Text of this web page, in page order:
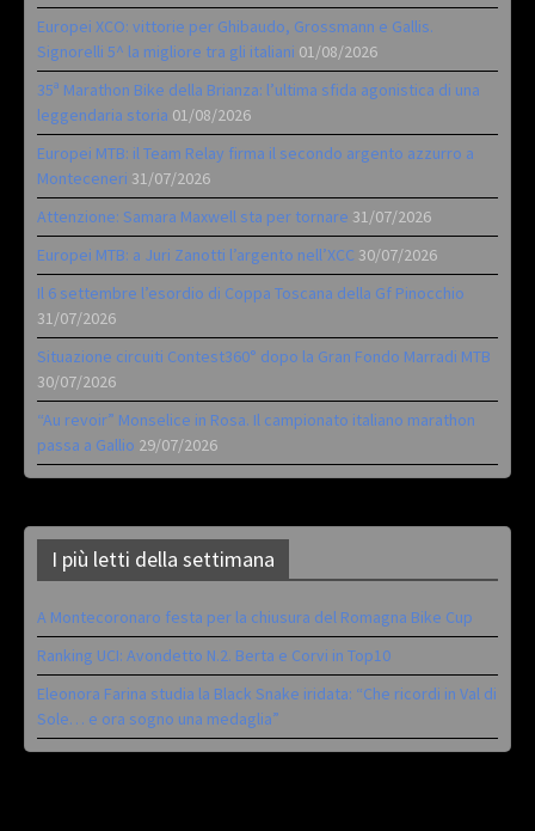
Europei XCO: vittorie per Ghibaudo, Grossmann e Gallis.
Signorelli 5^ la migliore tra gli italiani 01/08/2026
35ª Marathon Bike della Brianza: l’ultima sfida agonistica di una
leggendaria storia 01/08/2026
Europei MTB: il Team Relay firma il secondo argento azzurro a
Monteceneri 31/07/2026
Attenzione: Samara Maxwell sta per tornare 31/07/2026
Europei MTB: a Juri Zanotti l’argento nell’XCC 30/07/2026
Il 6 settembre l’esordio di Coppa Toscana della Gf Pinocchio
31/07/2026
Situazione circuiti Contest360° dopo la Gran Fondo Marradi MTB
30/07/2026
“Au revoir” Monselice in Rosa. Il campionato italiano marathon
passa a Gallio 29/07/2026
I più letti della settimana
A Montecoronaro festa per la chiusura del Romagna Bike Cup
Ranking UCI: Avondetto N.2. Berta e Corvi in Top10
Eleonora Farina studia la Black Snake iridata: “Che ricordi in Val di
Sole… e ora sogno una medaglia”